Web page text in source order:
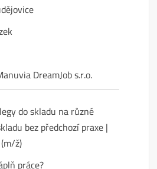
DreamJob s.r.o.
do skladu na různé
bez předchozí praxe |
ž)
práce?